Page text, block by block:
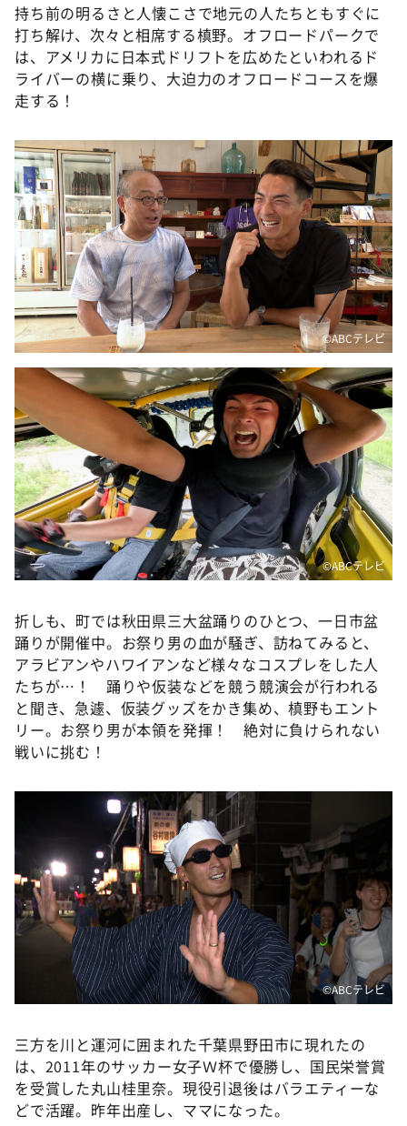
持ち前の明るさと人懐こさで地元の人たちともすぐに
打ち解け、次々と相席する槙野。オフロードパークで
は、アメリカに日本式ドリフトを広めたといわれるド
ライバーの横に乗り、大迫力のオフロードコースを爆
走する！
©️ABCテレビ
©️ABCテレビ
折しも、町では秋田県三大盆踊りのひとつ、一日市盆
踊りが開催中。お祭り男の血が騒ぎ、訪ねてみると、
アラビアンやハワイアンなど様々なコスプレをした人
たちが…！ 踊りや仮装などを競う競演会が行われる
と聞き、急遽、仮装グッズをかき集め、槙野もエント
リー。お祭り男が本領を発揮！ 絶対に負けられない
戦いに挑む！
©️ABCテレビ
三方を川と運河に囲まれた千葉県野田市に現れたの
は、2011年のサッカー女子Ｗ杯で優勝し、国民栄誉賞
を受賞した丸山桂里奈。現役引退後はバラエティーな
どで活躍。昨年出産し、ママになった。